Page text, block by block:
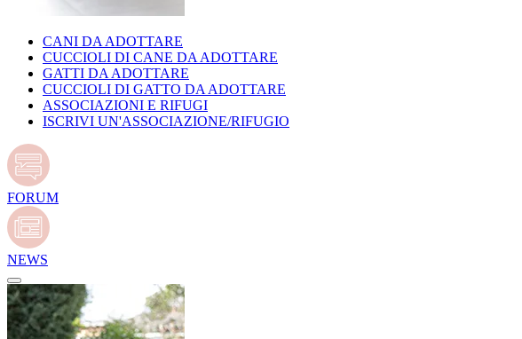
CANI DA ADOTTARE
CUCCIOLI DI CANE DA ADOTTARE
GATTI DA ADOTTARE
CUCCIOLI DI GATTO DA ADOTTARE
ASSOCIAZIONI E RIFUGI
ISCRIVI UN'ASSOCIAZIONE/RIFUGIO
FORUM
NEWS